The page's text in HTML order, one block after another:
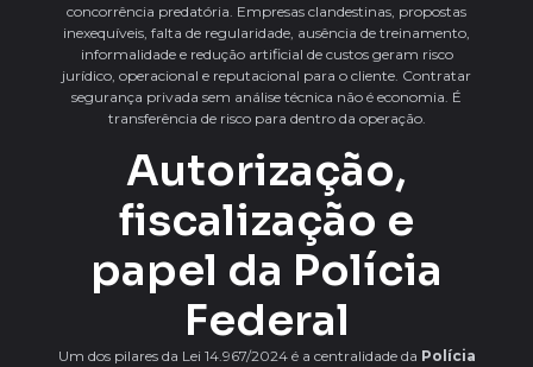
concorrência predatória. Empresas clandestinas, propostas
inexequíveis, falta de regularidade, ausência de treinamento,
informalidade e redução artificial de custos geram risco
jurídico, operacional e reputacional para o cliente. Contratar
segurança privada sem análise técnica não é economia. É
transferência de risco para dentro da operação.
Autorização,
fiscalização e
papel da Polícia
Federal
Um dos pilares da Lei 14.967/2024 é a centralidade da Polícia